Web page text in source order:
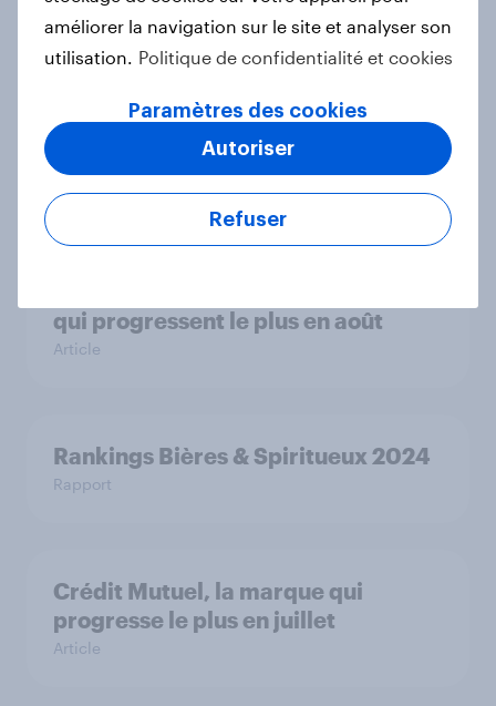
Étude de Cas
Automobile : image de marque et
intention d'achat
qui progressent le plus en août
Article
Rankings Bières & Spiritueux 2024
Rapport
Crédit Mutuel, la marque qui
progresse le plus en juillet
Article
améliorer la navigation sur le site et analyser son
utilisation. Politique de confidentialité et cookies
Paramètres des cookies
Refuser
Autoriser